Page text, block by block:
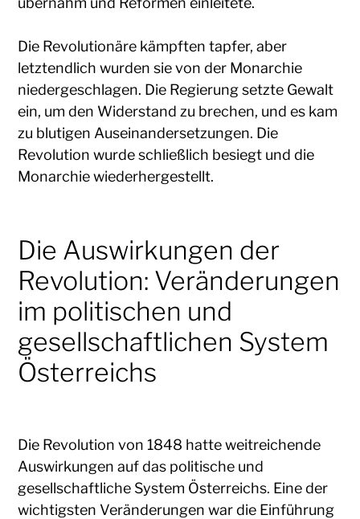
Die Revolutionäre kämpften tapfer, aber
letztendlich wurden sie von der Monarchie
niedergeschlagen. Die Regierung setzte Gewalt
ein, um den Widerstand zu brechen, und es kam
zu blutigen Auseinandersetzungen. Die
Revolution wurde schließlich besiegt und die
Monarchie wiederhergestellt.
Die Auswirkungen der
Revolution: Veränderungen
im politischen und
gesellschaftlichen System
Österreichs
Die Revolution von 1848 hatte weitreichende
Auswirkungen auf das politische und
gesellschaftliche System Österreichs. Eine der
wichtigsten Veränderungen war die Einführung